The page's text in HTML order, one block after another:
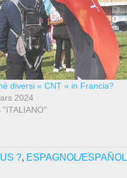
diversi « CNT » in Francia?
2024
"ITALIANO"
?, ESPAGNOL/ESPAÑOL